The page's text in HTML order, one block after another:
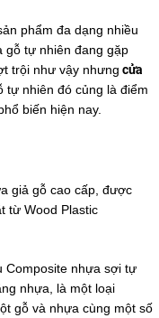
phẩm đa dạng nhiều
gỗ tự nhiên đang gặp
trội như vậy nhưng cửa
nhiên đó củng là điểm
biến hiện nay.
giả gỗ cao cấp, được
từ Wood Plastic
Composite nhựa sợi tự
nhựa, là một loại
gỗ và nhựa cùng một số